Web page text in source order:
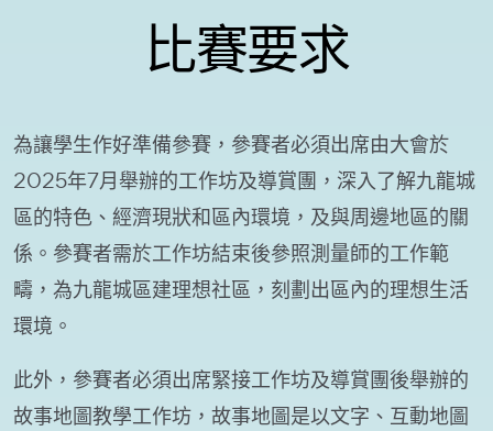
比賽要求
為讓學生作好準備參賽，參賽者必須出席由大會於
2025年7月舉辦的工作坊及導賞團，深入了解九龍城
區的特色、經濟現狀和區內環境，及與周邊地區的關
係。參賽者需於工作坊結束後參照測量師的工作範
疇，為九龍城區建理想社區，刻劃出區內的理想生活
環境。
此外，參賽者必須出席緊接工作坊及導賞團後舉辦的
故事地圖教學工作坊，故事地圖是以文字、互動地圖